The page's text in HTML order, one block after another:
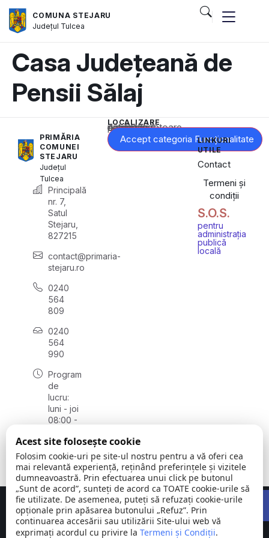
COMUNA STEJARU
Județul Tulcea
Casa Județeană de
Pensii Sălaj
PRIMĂRIA
COMUNEI
STEJARU
Județul
Tulcea
Principală
nr. 7,
Satul
Stejaru,
827215
contact@primaria-
stejaru.ro
0240
564
809
0240
564
990
Program
de
lucru:
luni - joi
08:00 -
vineri
08:00 -
14:00
LOCALIZARE
Acest conținut este blocat până când acceptați categoria corespunzătoare de cookie-uri.
Accept categoria Funcționalitate
LINKURI
UTILE
Contact
Termeni și
condiții
S.O.S.
pentru
administrația
publică
locală
Comuna © Toate
Concept realizat deBig Media Relații Publice SRL
Acest site folosește cookie
Folosim cookie-uri pe site-ul nostru pentru a vă oferi cea
mai relevantă experiență, reținând preferințele și vizitele
dumneavoastră. Prin efectuarea unui click pe butonul
„Sunt de acord”, sunteți de acord ca TOATE cookie-urile să
fie utilizate. De asemenea, puteți să refuzați cookie-urile
opționale prin apăsarea butonului „Refuz”. Prin
continuarea accesării sau utilizării Site-ului web vă
exprimați acordul cu privire la Termeni și Condiții.